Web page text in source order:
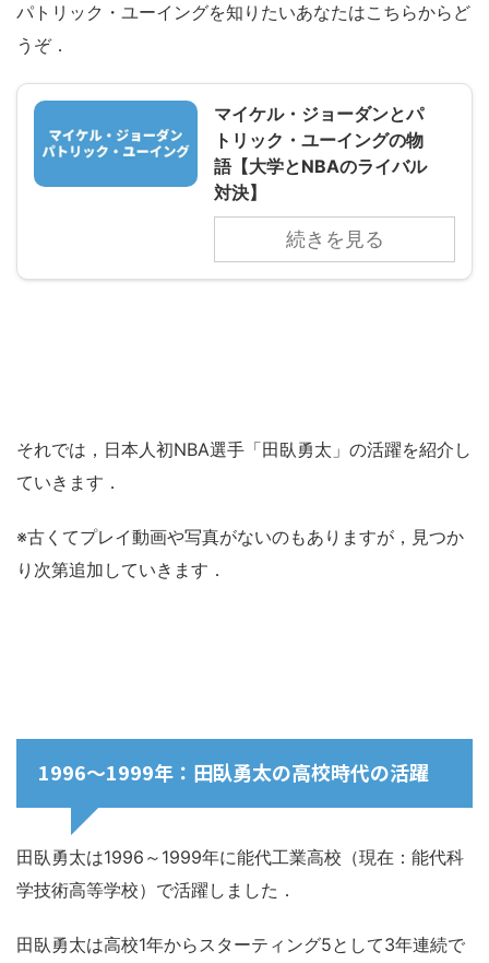
パトリック・ユーイングを知りたいあなたはこちらからど
うぞ．
マイケル・ジョーダンとパ
トリック・ユーイングの物
語【大学とNBAのライバル
対決】
続きを見る
それでは，日本人初NBA選手「田臥勇太」の活躍を紹介し
ていきます．
※古くてプレイ動画や写真がないのもありますが，見つか
り次第追加していきます．
1996～1999年：田臥勇太の高校時代の活躍
田臥勇太は1996～1999年に能代工業高校（現在：能代科
学技術高等学校）で活躍しました．
田臥勇太は高校1年からスターティング5として3年連続で